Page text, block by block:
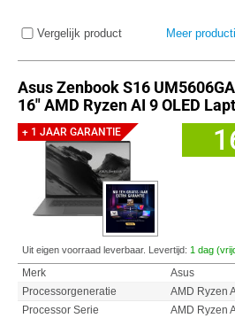
Vergelijk product Meer
Asus Zenbook S16
16" AMD Ryzen AI 9 OLED
+ 1 JAAR GARANTIE
Uit eigen voorraad leverbaar. Levertijd: 1 dag
Merk
Asus
Processorgeneratie
AMD Ryzen
Processor Serie
AMD Ryzen